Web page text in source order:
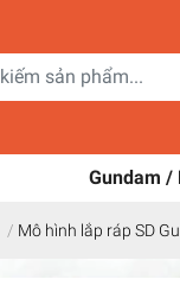
Gundam /
/ Mô hình lắp ráp SD